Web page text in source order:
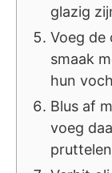
glazig
Voeg de
smaak
hun
Blus af
voeg